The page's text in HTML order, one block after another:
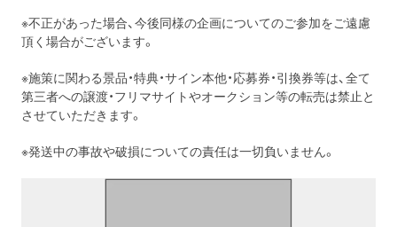
※不正があった場合、今後同様の企画についてのご参加をご遠慮
頂く場合がございます。
※施策に関わる景品・特典・サイン本他・応募券・引換券等は、全て
第三者への譲渡・フリマサイトやオークション等の転売は禁止と
させていただきます。
※発送中の事故や破損についての責任は一切負いません。